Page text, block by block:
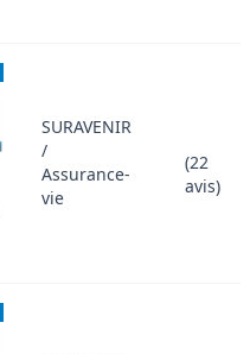
SURAVENIR
/
Assurance-
vie
(22
avis)